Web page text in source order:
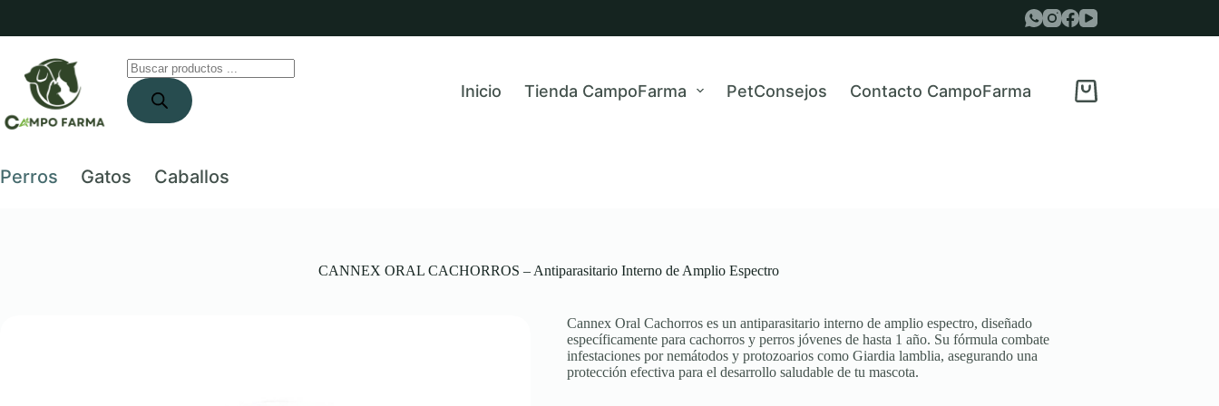
contenido
Búsqueda
de
productos
Inicio Tienda CampoFarma PetConsejos Contacto CampoFarma
Carro
Perros Gatos Caballos
CANNEX ORAL CACHORROS – Antiparasitario Interno de Amplio Espectro
Cannex Oral Cachorros es un antiparasitario interno de amplio espectro, diseñado
específicamente para cachorros y perros jóvenes de hasta 1 año. Su fórmula combate
infestaciones por nemátodos y protozoarios como Giardia lamblia, asegurando una
protección efectiva para el desarrollo saludable de tu mascota.